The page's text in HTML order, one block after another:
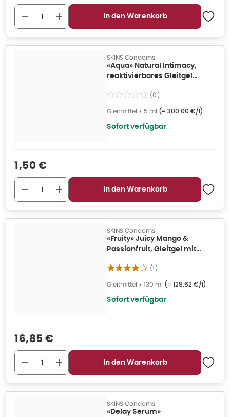
In den Warenkorb
SKINS Condoms
«Aqua» Natural Intimacy,
reaktivierbares Gleitgel
(0)
Gleitmittel • 5 ml (= 300.00 €/l)
Sofort verfügbar
Verkaufspreis
1,50 €
In den Warenkorb
SKINS Condoms
«Fruity» Juicy Mango &
Passionfruit, Gleitgel mit
(1)
Gleitmittel • 130 ml (= 129.62 €/l)
Sofort verfügbar
Verkaufspreis
16,85 €
In den Warenkorb
SKINS Condoms
«Delay Serum»